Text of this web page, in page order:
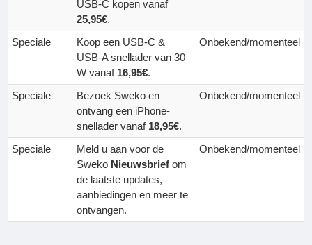
USB-C kopen vanaf
25,95€.
Speciale
Koop een USB-C &
USB-A snellader van 30
W vanaf 16,95€.
Onbekend/momenteel
Speciale
Bezoek Sweko en
ontvang een iPhone-
snellader vanaf 18,95€.
Onbekend/momenteel
Speciale
Meld u aan voor de
Sweko Nieuwsbrief om
de laatste updates,
aanbiedingen en meer te
ontvangen.
Onbekend/momenteel